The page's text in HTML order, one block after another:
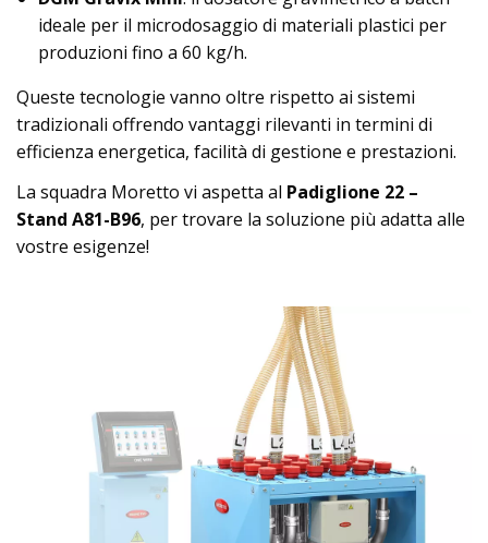
ideale per il microdosaggio di materiali plastici per
produzioni fino a 60 kg/h.
Queste tecnologie vanno oltre rispetto ai sistemi
tradizionali offrendo vantaggi rilevanti in termini di
efficienza energetica, facilità di gestione e prestazioni.
La squadra Moretto vi aspetta al Padiglione 22 –
Stand A81-B96, per trovare la soluzione più adatta alle
vostre esigenze!